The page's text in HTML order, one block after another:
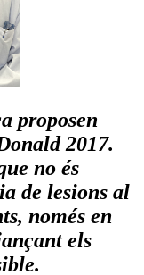
proposen
2017.
no és
de lesions al
només en
els